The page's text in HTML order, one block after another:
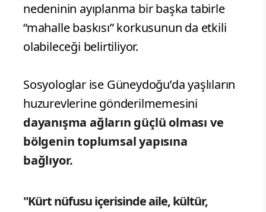
nedeninin ayıplanma bir başka tabirle
“mahalle baskısı” korkusunun da etkili
olabileceği belirtiliyor.
Sosyologlar ise Güneydoğu’da yaşlıların
huzurevlerine gönderilmemesini
dayanışma ağların güçlü olması ve
bölgenin toplumsal yapısına
bağlıyor.
"Kürt nüfusu içerisinde aile, kültür,